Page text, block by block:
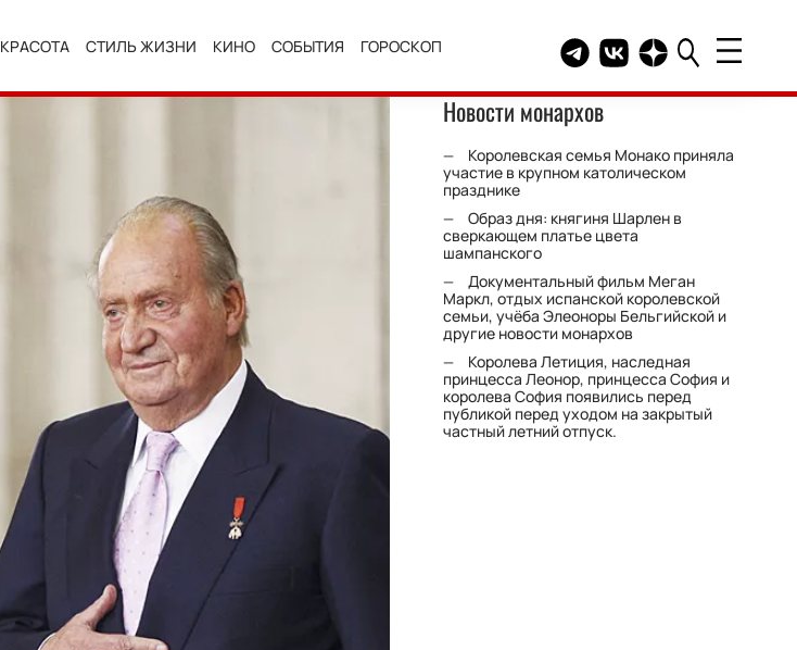
КРАСОТА СТИЛЬ ЖИЗНИ КИНО СОБЫТИЯ ГОРОСКОП Telegram канал HELLO
Группа HELLO
Канал HELLO в
Новости монархов
Королевская семья Монако приняла
участие в крупном католическом
празднике
Образ дня: княгиня Шарлен в
сверкающем платье цвета
шампанского
Документальный фильм Меган
Маркл, отдых испанской королевской
семьи, учёба Элеоноры Бельгийской и
другие новости монархов
Королева Летиция, наследная
принцесса Леонор, принцесса София и
королева София появились перед
публикой перед уходом на закрытый
частный летний отпуск.